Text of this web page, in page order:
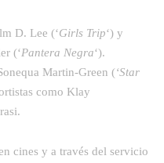
D. Lee (‘Girls Trip‘) y
(‘Pantera Negra‘).
Martin-Green (‘Star
como Klay
cines y a través del servicio